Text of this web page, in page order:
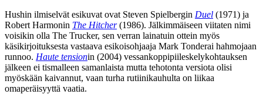
Hushin ilmiselvät esikuvat ovat Steven Spielbergin Duel (1971) ja
Robert Harmonin The Hitcher(1986). Jälkimmäiseen viitaten nimi
voisikin olla The Trucker, sen verran lainatuin ottein myös
käsikirjoituksesta vastaava esikoisohjaaja Mark Tonderai hahmojaan
runnoo. Haute tensionin (2004) vessankoppipiileskelykohtauksen
jälkeen ei tismalleen samanlaista mutta tehotonta versiota olisi
myöskään kaivannut, vaan turha rutiinikauhulta on liikaa
omaperäisyyttä vaatia.